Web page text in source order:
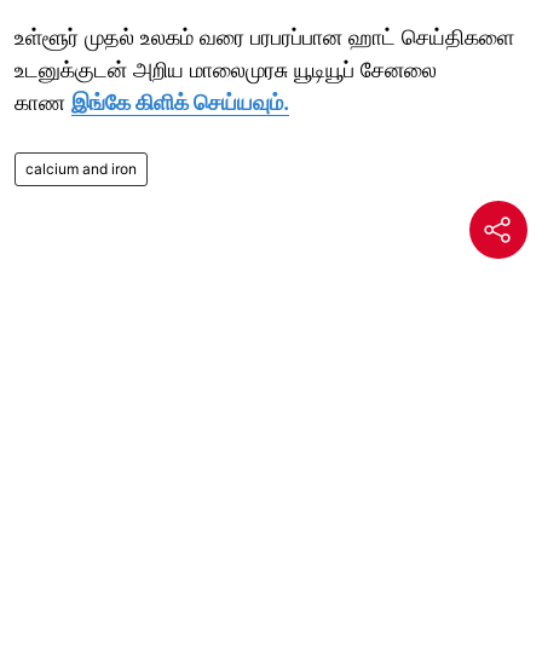
உள்ளூர் முதல் உலகம் வரை பரபரப்பான ஹாட் செய்திகளை
உடனுக்குடன் அறிய மாலைமுரசு யூடியூப் சேனலை
காண இங்கே கிளிக் செய்யவும்.
calcium and iron